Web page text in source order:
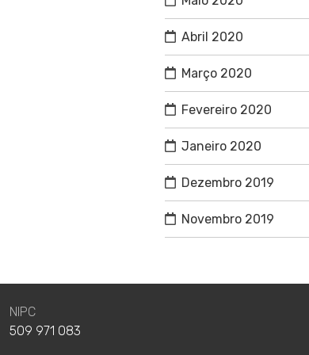
Abril 2020
Março 2020
Fevereiro 2020
Janeiro 2020
Dezembro 2019
Novembro 2019
NIPC
509 971 083